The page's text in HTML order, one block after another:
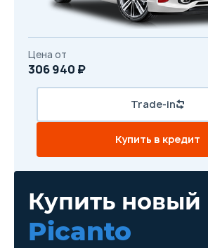
Купить новый
Picanto
Цена от
306 940 ₽
Trade-in
Купить в кредит